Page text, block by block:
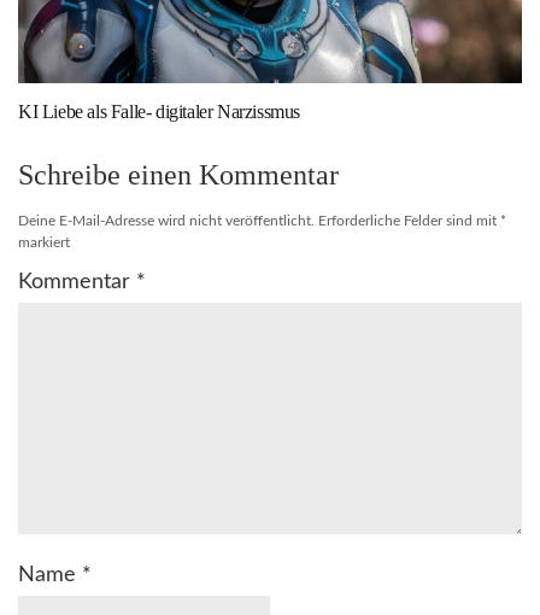
KI Liebe als Falle- digitaler Narzissmus
Schreibe einen Kommentar
Deine E-Mail-Adresse wird nicht veröffentlicht. Erforderliche Felder sind mit *
markiert
Kommentar *
Name *